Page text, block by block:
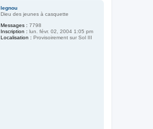
legnou
Dieu des jeunes à casquette
Messages : 7798
Inscription : lun. févr. 02, 2004 1:05 pm
Localisation : Provisoirement sur Sol III